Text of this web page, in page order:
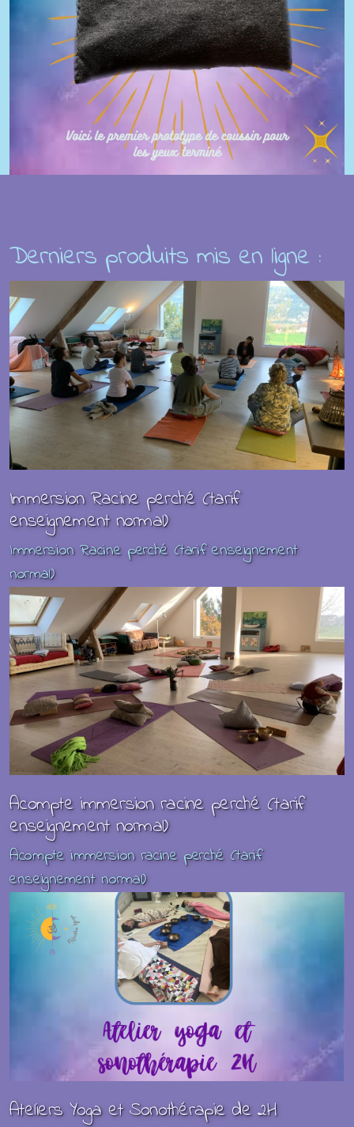
Derniers produits mis en ligne :
Immersion Racine perché (tarif
enseignement normal)
Immersion Racine perché (tarif enseignement
normal)
Acompte immersion racine perché (tarif
enseignement normal)
Acompte immersion racine perché (tarif
enseignement normal)
Ateliers Yoga et Sonothérapie de 2H